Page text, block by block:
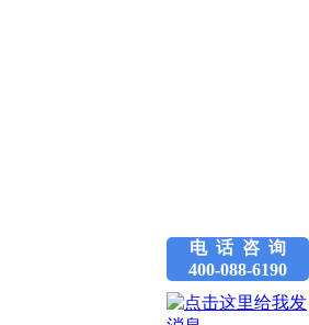
电 话 咨 询
400-088-6190